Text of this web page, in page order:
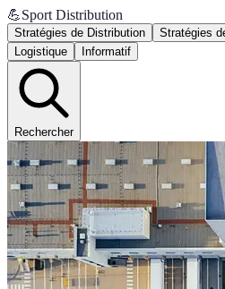
💪Sport Distribution
Stratégies de Distribution Stratégies
Logistique
Informatif
Rechercher